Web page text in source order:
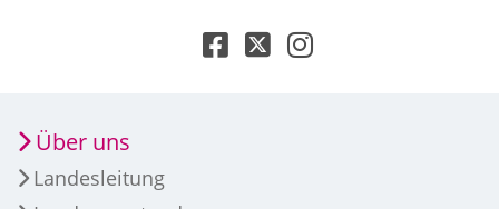
Über uns
Landesleitung